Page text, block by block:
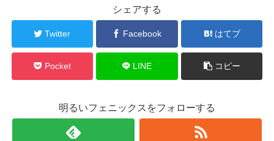
シェアする
Twitter Facebook はてブ
Pocket LINE コピー
明るいフェニックスをフォローする